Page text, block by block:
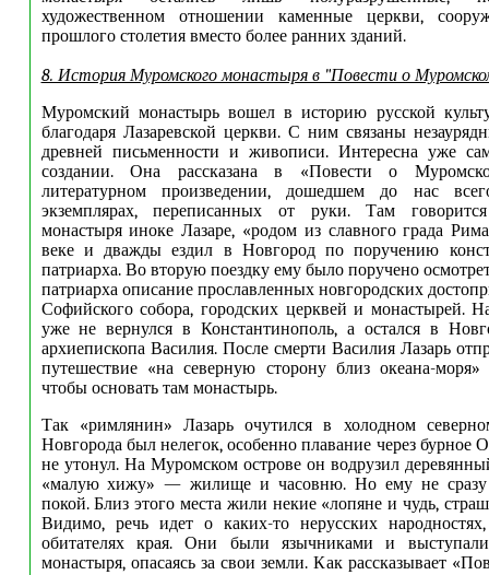
художественном отношении каменные церкви,
прошлого столетия вместо более ранних зданий.
8. История Муромского монастыря в "Повести о
Муромский монастырь вошел в историю русской
благодаря Лазаревской церкви. С ним связаны
древней письменности и живописи. Интересна уже
создании. Она рассказана в «Повести о
литературном произведении, дошедшем до нас
экземплярах, переписанных от руки. Там
монастыря иноке Лазаре, «родом из славного града
веке и дважды ездил в Новгород по поручению
патриарха. Во вторую поездку ему было поручено
патриарха описание прославленных новгородских
Софийского собора, городских церквей и монастырей.
уже не вернулся в Константинополь, а остался в
архиепископа Василия. После смерти Василия Лазарь
путешествие «на северную сторону близ океана-
чтобы основать там монастырь.
Так «римлянин» Лазарь очутился в холодном
Новгорода был нелегок, особенно плавание через бурное
не утонул. На Муромском острове он водрузил
«малую хижу» — жилище и часовню. Но ему не сразу
покой. Близ этого места жили некие «лопяне и чудь,
Видимо, речь идет о каких-то нерусских народностях,
обитателях края. Они были язычниками и
монастыря, опасаясь за свои земли. Как рассказывает